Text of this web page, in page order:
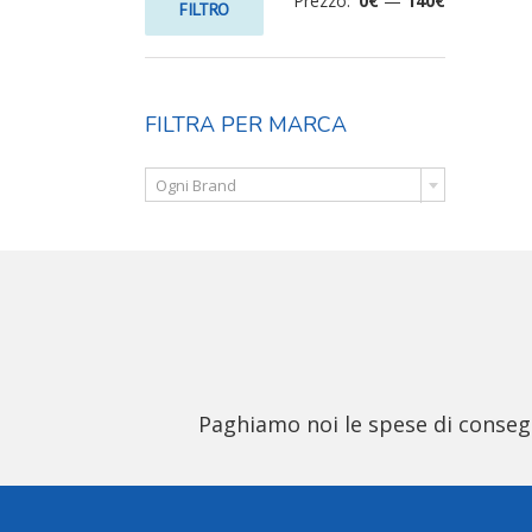
FILTRO
FILTRA PER MARCA
Ogni Brand
Paghiamo noi le spese di